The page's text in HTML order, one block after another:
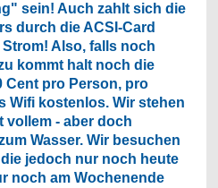
sein! Auch zahlt sich die
durch die ACSI-Card
Also, falls noch
kommt halt noch die
Cent pro Person, pro
Wifi kostenlos. Wir stehen
vollem - aber doch
Wasser. Wir besuchen
jedoch nur noch heute
noch am Wochenende